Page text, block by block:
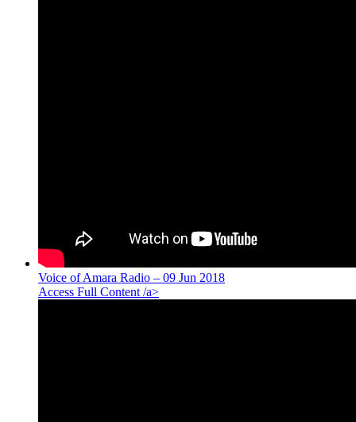
Voice of Amara Radio – 09 Jun 2018
Access Full Content /a>